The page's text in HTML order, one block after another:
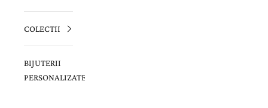
COLECTII
BIJUTERII
PERSONALIZATE